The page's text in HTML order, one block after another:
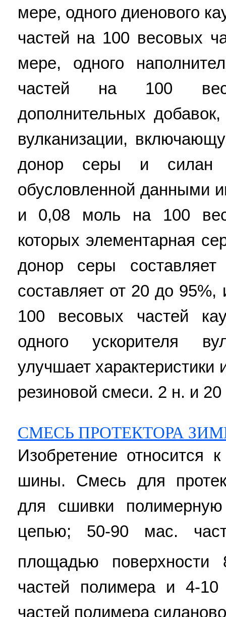
мере, одного диенового
частей на 100 весовых
мере, одного
частей на 100
дополнительных
вулканизации,
донор серы и силан
обусловленной данными
и 0,08 моль на 100
которых элементарная
донор серы
составляет от 20 до
100 весовых частей
одного ускорителя
улучшает характеристики
резиновой смеси. 2 н. и
СМЕСЬ ПРОТЕКТОРА
Изобретение относится
шины. Смесь для
для сшивки
цепью; 50-90 мас.
площадью поверхности
частей полимера и 4-
частей полимера